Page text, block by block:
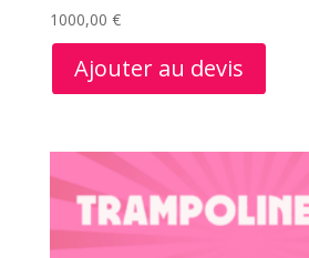
1000,00 €
Ajouter au devis